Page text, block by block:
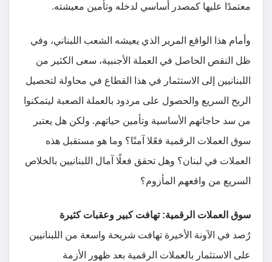
معتمدًا عليها كمصدر أساسي لدخله وتأمين معيشته.
وأمام هذا الواقع المرير الذي يعيشه الشعب اللبناني، وفي
ظل النقص الحاصل في العملة الأجنبية، سعى الكثير من
اللبنانيين إلى الاستثمار في هذا القطاع في محاولة لتحصيل
الربح السريع والحصول على مردود بالعملة الصعبة ليتمكنوا
من سد حاجاتهم الأساسية وتأمين حياتهم. ولكن هل يعتبر
سوق العملات الرقمية فعًلا آمنًا؟ وما هو مستقبل هذه
العملات في لبنان؟ وهل تحقق فعلًا آمال اللبنانيين بالخلاص
السريع من واقعهم المأزوم؟
سوق العملات الرقمية: تهافت كبير وعقبات كثيرة
رُصد في الآونة الأخيرة تهافت شريحة واسعة من اللبنانيين
على الاستثمار بالعملات الرقمية بعد ظهور الأزمة